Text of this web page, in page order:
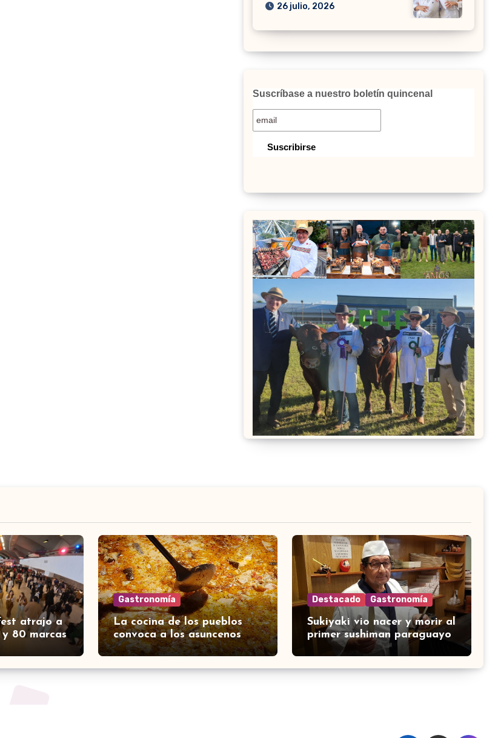
26 julio, 2026
Suscríbase a nuestro boletín quincenal
atrajo a
80 marcas
Gastronomía
La cocina de los pueblos
convoca a los asuncenos
Destacado Gastronomía
Sukiyaki vio nacer y morir al
primer sushiman paraguayo